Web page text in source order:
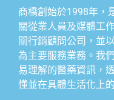
商橋創始於1998年，
關從業人員及媒體工
關行銷顧問公司，並
為主要服務業務。我
易理解的醫藥資訊，
懂並在具體生活化上